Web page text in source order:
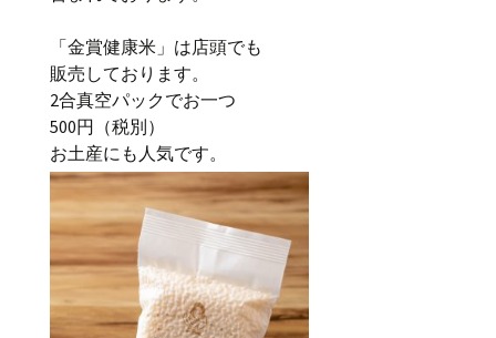
「金賞健康米」は店頭でも
販売しております。
2合真空パックでお一つ
500円（税別）
お土産にも人気です。